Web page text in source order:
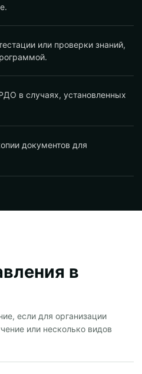
или проверки знаний,
в случаях, установленных
документов для
в
если для организации
или несколько видов